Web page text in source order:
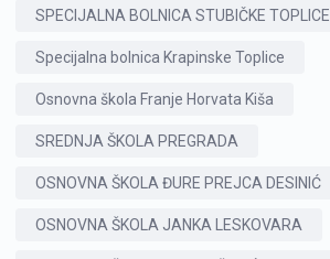
SPECIJALNA BOLNICA STUBIČKE TOPLICE
Specijalna bolnica Krapinske Toplice
Osnovna škola Franje Horvata Kiša
SREDNJA ŠKOLA PREGRADA
OSNOVNA ŠKOLA ĐURE PREJCA DESINIĆ
OSNOVNA ŠKOLA JANKA LESKOVARA